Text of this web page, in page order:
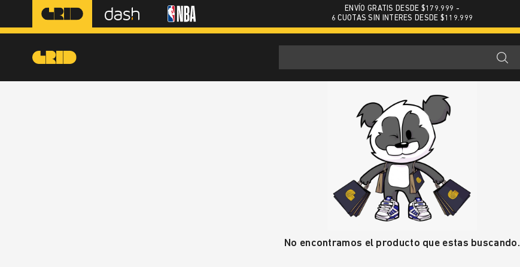
ENVÍO GRATIS DESDE $179.999 -
6 CUOTAS SIN INTERES DESDE $119.999
No encontramos el producto que estas buscando.